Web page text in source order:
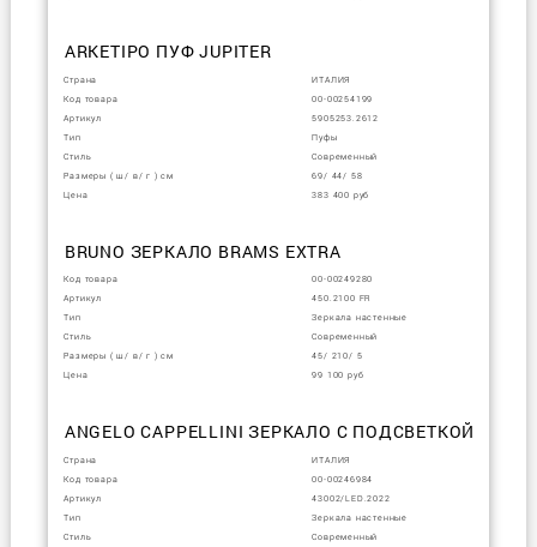
ARKETIPO ПУФ JUPITER
Страна
ИТАЛИЯ
Код товара
00-00254199
Артикул
5905253.2612
Тип
Пуфы
Стиль
Современный
Размеры ( ш/ в/ г ) см
69/ 44/ 58
Цена
383 400 руб
BRUNO ЗЕРКАЛО BRAMS EXTRA
Код товара
00-00249280
Артикул
450.2100 FR
Тип
Зеркала настенные
Стиль
Современный
Размеры ( ш/ в/ г ) см
45/ 210/ 5
Цена
99 100 руб
ANGELO CAPPELLINI ЗЕРКАЛО С ПОДСВЕТКОЙ
Страна
ИТАЛИЯ
Код товара
00-00246984
Артикул
43002/LED.2022
Тип
Зеркала настенные
Стиль
Современный